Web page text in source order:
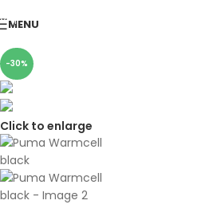
Skip to navigation
Skip to main content
MENU
-30%
Click to enlarge